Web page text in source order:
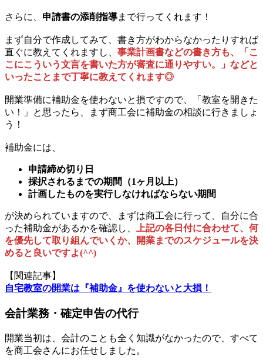
さらに、 申請書の添削指導まで行ってくれます！
まず自分で作成してみて、書き方がわからなかったりすれば
直ぐに教えてくれますし、 事業計画書などの書き方も、「こ
こにこういう文言を書いた方が審査に通りやすい。」などと
いったことまで丁寧に教えてくれます◎
開業準備に補助金を使わないと損ですので、「教室を開きた
い！」と思ったら、まず商工会に補助金の相談に行きましょ
う！
補助金には、
申請締め切り日
採択されるまでの期間（1ヶ月以上）
計画したものを実行しなければならない期間
が決められていますので、まずは商工会に行って、自分に合
った補助金があるかを確認し、
上記の各日付に合わせて、何
を優先して取り組んでいくか、開業までのスケジュールを決
めると良いですよ(^^)
【関連記事】
自宅教室の開業は『補助金』を使わないと大損！
会計業務・確定申告の代行
開業当初は、会計のことも全く知識がなかったので、すべて
を商工会さんにお任せしました。